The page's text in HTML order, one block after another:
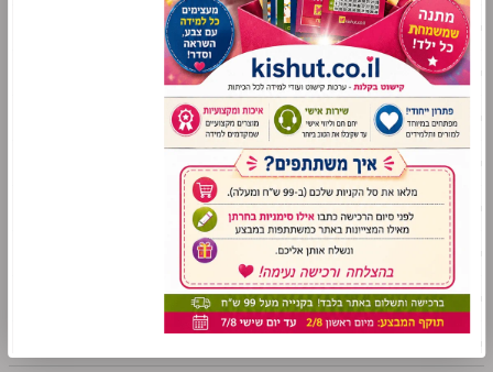
משחקי למידה
סדרת "משחק לחג"
סדרת "מושג לחג"
פתגמים ואימרות
עונות השנה
מזכרות ומתנות
מסיבת הסידור